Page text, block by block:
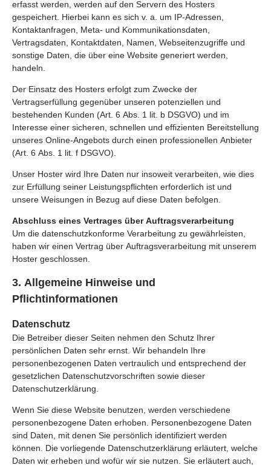
erfasst werden, werden auf den Servern des Hosters
gespeichert. Hierbei kann es sich v. a. um IP-Adressen,
Kontaktanfragen, Meta- und Kommunikationsdaten,
Vertragsdaten, Kontaktdaten, Namen, Webseitenzugriffe und
sonstige Daten, die über eine Website generiert werden,
handeln.
Der Einsatz des Hosters erfolgt zum Zwecke der
Vertragserfüllung gegenüber unseren potenziellen und
bestehenden Kunden (Art. 6 Abs. 1 lit. b DSGVO) und im
Interesse einer sicheren, schnellen und effizienten Bereitstellung
unseres Online-Angebots durch einen professionellen Anbieter
(Art. 6 Abs. 1 lit. f DSGVO).
Unser Hoster wird Ihre Daten nur insoweit verarbeiten, wie dies
zur Erfüllung seiner Leistungspflichten erforderlich ist und
unsere Weisungen in Bezug auf diese Daten befolgen.
Abschluss eines Vertrages über Auftragsverarbeitung
Um die datenschutzkonforme Verarbeitung zu gewährleisten,
haben wir einen Vertrag über Auftragsverarbeitung mit unserem
Hoster geschlossen.
3. Allgemeine Hinweise und
Pflichtinformationen
Datenschutz
Die Betreiber dieser Seiten nehmen den Schutz Ihrer
persönlichen Daten sehr ernst. Wir behandeln Ihre
personenbezogenen Daten vertraulich und entsprechend der
gesetzlichen Datenschutzvorschriften sowie dieser
Datenschutzerklärung.
Wenn Sie diese Website benutzen, werden verschiedene
personenbezogene Daten erhoben. Personenbezogene Daten
sind Daten, mit denen Sie persönlich identifiziert werden
können. Die vorliegende Datenschutzerklärung erläutert, welche
Daten wir erheben und wofür wir sie nutzen. Sie erläutert auch,